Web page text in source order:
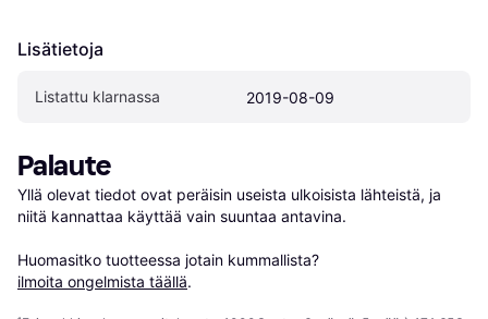
Lisätietoja
Listattu klarnassa 2019-08-09
Palaute
Yllä olevat tiedot ovat peräisin useista ulkoisista lähteistä, ja
niitä kannattaa käyttää vain suuntaa antavina.
Huomasitko tuotteessa jotain kummallista?
ilmoita ongelmista täällä.